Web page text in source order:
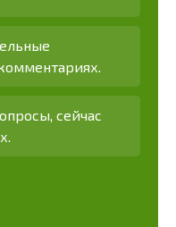
сейчас